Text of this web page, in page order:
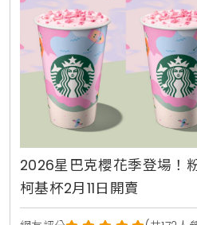
2026星巴克櫻花季登場！
柯基杯2月11日開賣